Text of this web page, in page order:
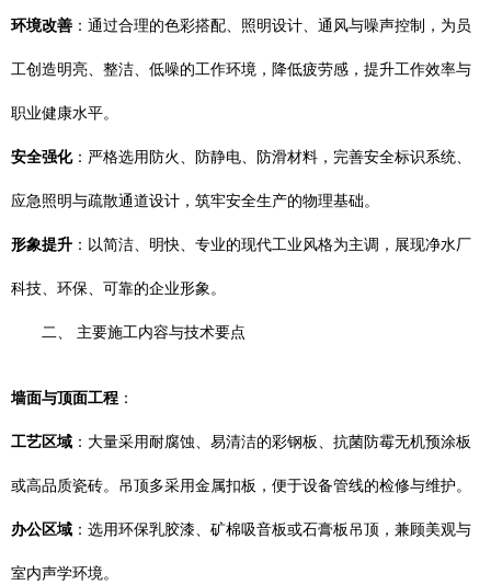
环境改善 ：通过合理的色彩搭配、照明设计、通风与噪声控制，为员
工创造明亮、整洁、低噪的工作环境，降低疲劳感，提升工作效率与
职业健康水平。
安全强化：严格选用防火、防静电、防滑材料，完善安全标识系统、
应急照明与疏散通道设计，筑牢安全生产的物理基础。
形象提升 ：以简洁、明快、专业的现代工业风格为主调，展现净水厂
科技、环保、可靠的企业形象。
二、 主要施工内容与技术要点
墙面与顶面工程 ：
工艺区域 ：大量采用耐腐蚀、易清洁的彩钢板、抗菌防霉无机预涂板
或高品质瓷砖。吊顶多采用金属扣板，便于设备管线的检修与维护。
办公区域 ：选用环保乳胶漆、矿棉吸音板或石膏板吊顶，兼顾美观与
室内声学环境。